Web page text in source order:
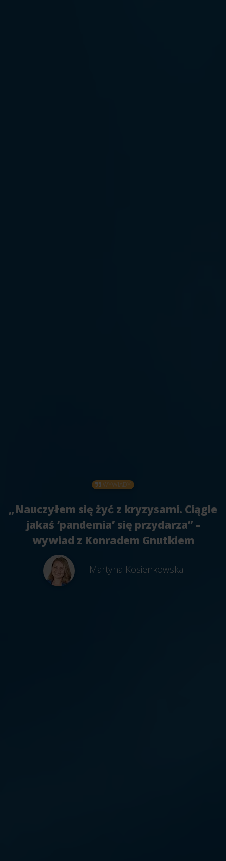
WYWIADY
„Nauczyłem się żyć z kryzysami. Ciągle
jakaś ‘pandemia’ się przydarza” –
wywiad z Konradem Gnutkiem
Martyna Kosienkowska